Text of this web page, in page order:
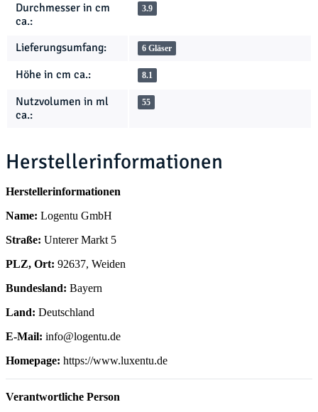
Durchmesser in cm
ca.:
3.9
Lieferungsumfang: 6 Gläser
Höhe in cm ca.: 8.1
Nutzvolumen in ml
ca.:
55
Herstellerinformationen
Herstellerinformationen
Name: Logentu GmbH
Straße: Unterer Markt 5
PLZ, Ort: 92637, Weiden
Bundesland: Bayern
Land: Deutschland
E-Mail: info@logentu.de
Homepage: https://www.luxentu.de
Verantwortliche Person